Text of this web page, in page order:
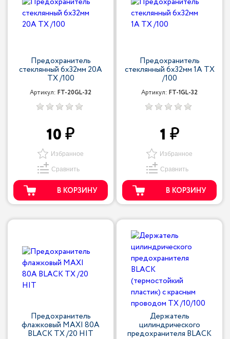
Предохранитель
стеклянный 6x32мм 20A
TX /100
Артикул: FT-20GL-32
10
Избранное
Сравнить
В КОРЗИНУ
Предохранитель
стеклянный 6x32мм 1A TX
/100
Артикул: FT-1GL-32
1
Избранное
Сравнить
В КОРЗИНУ
Предохранитель
флажковый MAXI 80A
BLACK TX /20 HIT
Держатель
цилиндрического
предохранителя BLACK